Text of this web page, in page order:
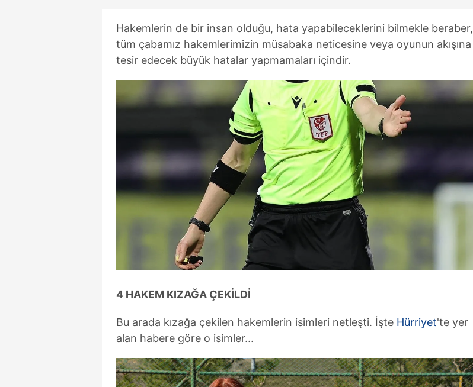
Hakemlerin de bir insan olduğu, hata yapabileceklerini bilmekle beraber,
tüm çabamız hakemlerimizin müsabaka neticesine veya oyunun akışına
tesir edecek büyük hatalar yapmamaları içindir.
4 HAKEM KIZAĞA ÇEKİLDİ
Bu arada kızağa çekilen hakemlerin isimleri netleşti. İşte Hürriyet'te yer
alan habere göre o isimler...